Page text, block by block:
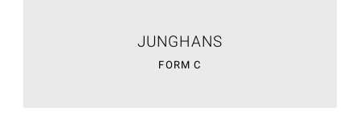
JUNGHANS
FORM C